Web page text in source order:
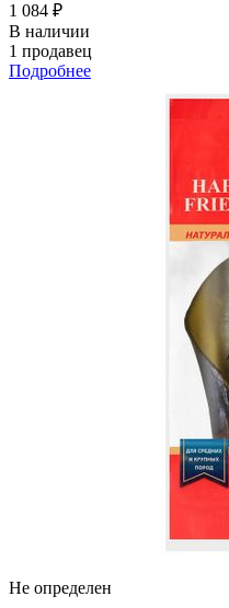
1 084 ₽
В наличии
1 продавец
Подробнее
Не определен